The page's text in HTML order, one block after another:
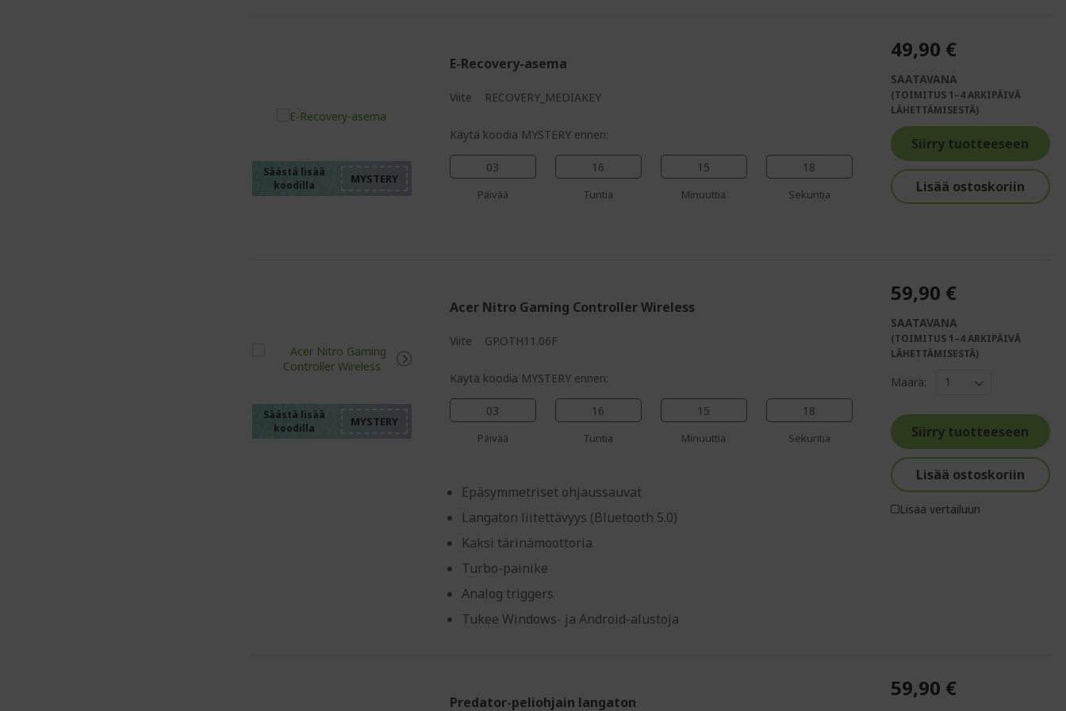
%%%%%%%%%%%%%%%%%%%%%%%%%%%%%%%%%
%%%%%%%%%%%%%%%%%%%%%%%%%%%%%%%%%
%%%%%%%%%%%%%%%%%%%%%%%%%%%%%%%%%
%%%%%%%%%%%%%%%%%%%%%%%%%%%%%%%%%
%%%%%%%%%%%%%%%%%%%%%%%%%%%%%%%%%
Säästä lisää
koodilla
E-Recovery-asema
Viite RECOVERY_MEDIAKEY
Käytä koodia MYSTERY ennen:
03
Päivää
16
Tuntia
15
Minuuttia
17
Sekuntia
49,90 €
SAATAVANA
(TOIMITUS 1–4 ARKIPÄIVÄ
LÄHETTÄMISESTÄ)
Siirry tuotteeseen
Lisää ostoskoriin
%%%%%%%%%%%%%%%%%%%%%%%%%%%%%%%%%
%%%%%%%%%%%%%%%%%%%%%%%%%%%%%%%%%
%%%%%%%%%%%%%%%%%%%%%%%%%%%%%%%%%
%%%%%%%%%%%%%%%%%%%%%%%%%%%%%%%%%
%%%%%%%%%%%%%%%%%%%%%%%%%%%%%%%%%
Säästä lisää
koodilla
Acer Nitro Gaming Controller Wireless
Viite GP.OTH11.06F
Käytä koodia MYSTERY ennen:
03
Päivää
16
Tuntia
15
Minuuttia
17
Sekuntia
Epäsymmetriset ohjaussauvat
Langaton liitettävyys (Bluetooth 5.0)
Kaksi tärinämoottoria
Turbo-painike
Analog triggers
Tukee Windows- ja Android-alustoja
59,90 €
SAATAVANA
(TOIMITUS 1–4 ARKIPÄIVÄ
LÄHETTÄMISESTÄ)
Määrä:
Siirry tuotteeseen
Lisää ostoskoriin
Lisää vertailuun
Predator-peliohjain langaton
59,90 €